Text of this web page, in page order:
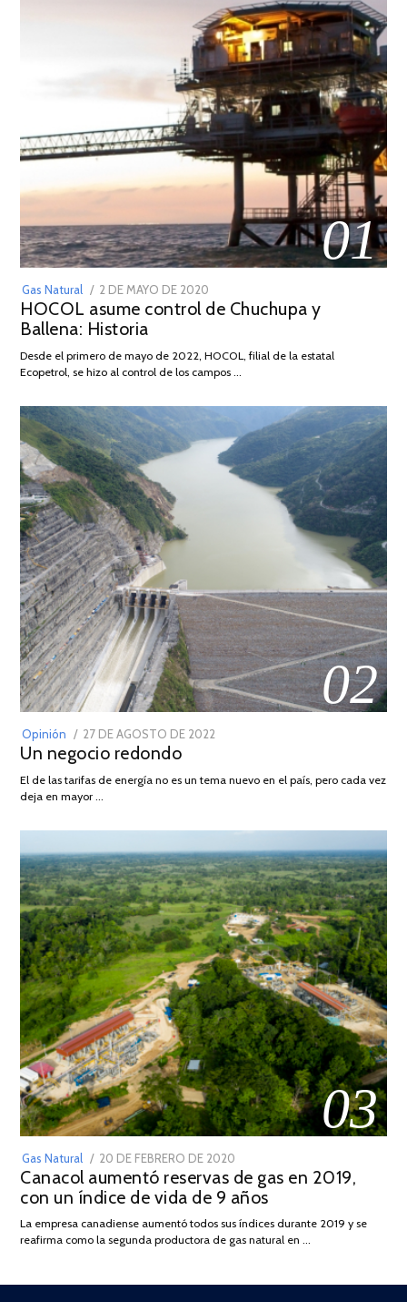
01
Gas Natural
POSTED
ON
2 DE MAYO DE 2020
DE
2026
HOCOL asume control de Chuchupa y
Ballena: Historia
Desde el primero de mayo de 2022, HOCOL, filial de la estatal
Ecopetrol, se hizo al control de los campos …
02
Opinión
POSTED
ON
27 DE AGOSTO DE 2022
DE
Un negocio redondo
El de las tarifas de energía no es un tema nuevo en el país, pero cada vez
deja en mayor …
03
Gas Natural
POSTED
ON
20 DE FEBRERO DE 2020
DE
JULIO
2025
Canacol aumentó reservas de gas en 2019,
con un índice de vida de 9 años
La empresa canadiense aumentó todos sus índices durante 2019 y se
reafirma como la segunda productora de gas natural en …